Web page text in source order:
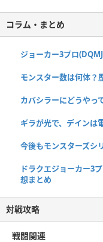
コラム・まとめ
ジョーカー3プロ
モンスター数は何体？
カバシラーにどうやっ
ギラが光で、デインは
今後もモンスターズシ
ドラクエジョーカー3
想まとめ
対戦攻略
戦闘関連